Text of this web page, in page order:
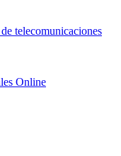
telecomunicaciones
Online